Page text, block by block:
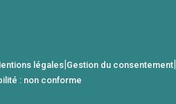
légales|Gestion du consentement|
: non conforme